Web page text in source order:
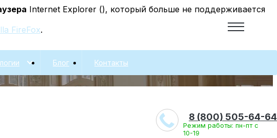
Internet Explorer (), который больше не поддерживается
FireFox.
Блог Контакты
8 (800) 505-64-64
Режим работы: пн-пт с
10-19